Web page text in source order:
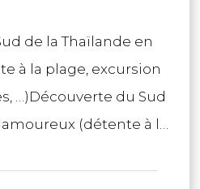
de la Thaïlande en
à la plage, excursion
…)Découverte du Sud
(détente à la